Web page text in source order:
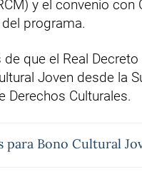
y el convenio con
programa.
que el Real
Joven desde la
Derechos Culturales.
para Bono Cultural